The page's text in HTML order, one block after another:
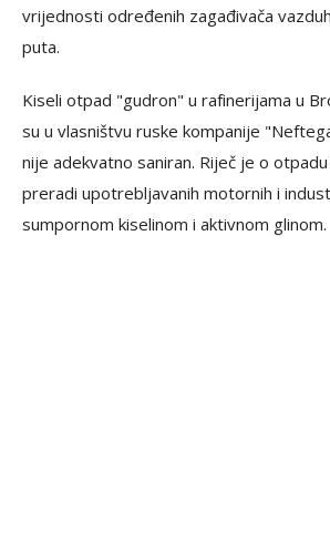
vrijednosti određenih zagađivača
puta.
Kiseli otpad "gudron" u rafinerijama u
su u vlasništvu ruske kompanije
nije adekvatno saniran. Riječ je o
preradi upotrebljavanih motornih i
sumpornom kiselinom i aktivnom glinom.